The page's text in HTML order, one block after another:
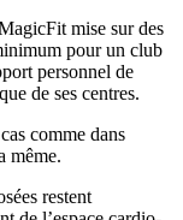
mise sur des
pour un club
personnel de
de ses centres.
comme dans
même.
restent